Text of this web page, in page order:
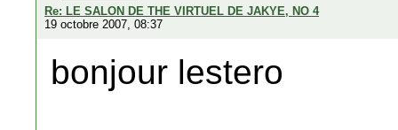
Re: LE SALON DE THE VIRTUEL DE JAKYE, NO 4
19 octobre 2007, 08:37
bonjour lestero